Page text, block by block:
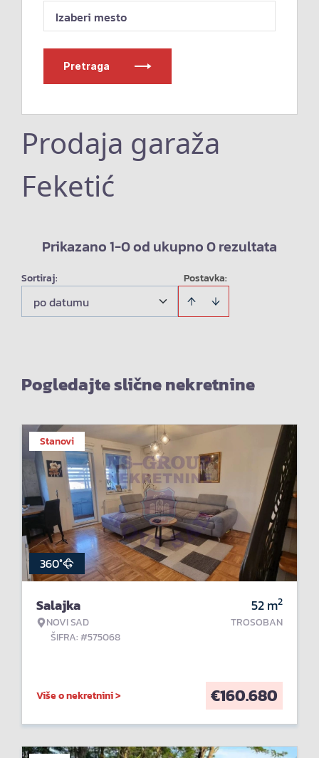
Izaberi mesto
Pretraga
Prodaja garaža
Feketić
Prikazano 1-0 od ukupno 0 rezultata
Postavka:
Sortiraj:
po datumu
Pogledajte slične nekretnine
Stanovi
360°
Salajka
NOVI SAD
ŠIFRA: #575068
52m2
TROSOBAN
Više o nekretnini > €160.680